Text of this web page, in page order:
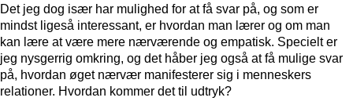
Det jeg dog især har mulighed for at få svar på, og som er
mindst ligeså interessant, er hvordan man lærer og om man
kan lære at være mere nærværende og empatisk. Specielt er
jeg nysgerrig omkring, og det håber jeg også at få mulige svar
på, hvordan øget nærvær manifesterer sig i menneskers
relationer. Hvordan kommer det til udtryk?